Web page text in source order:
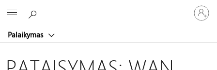
Palaikymas
prie
paskyros